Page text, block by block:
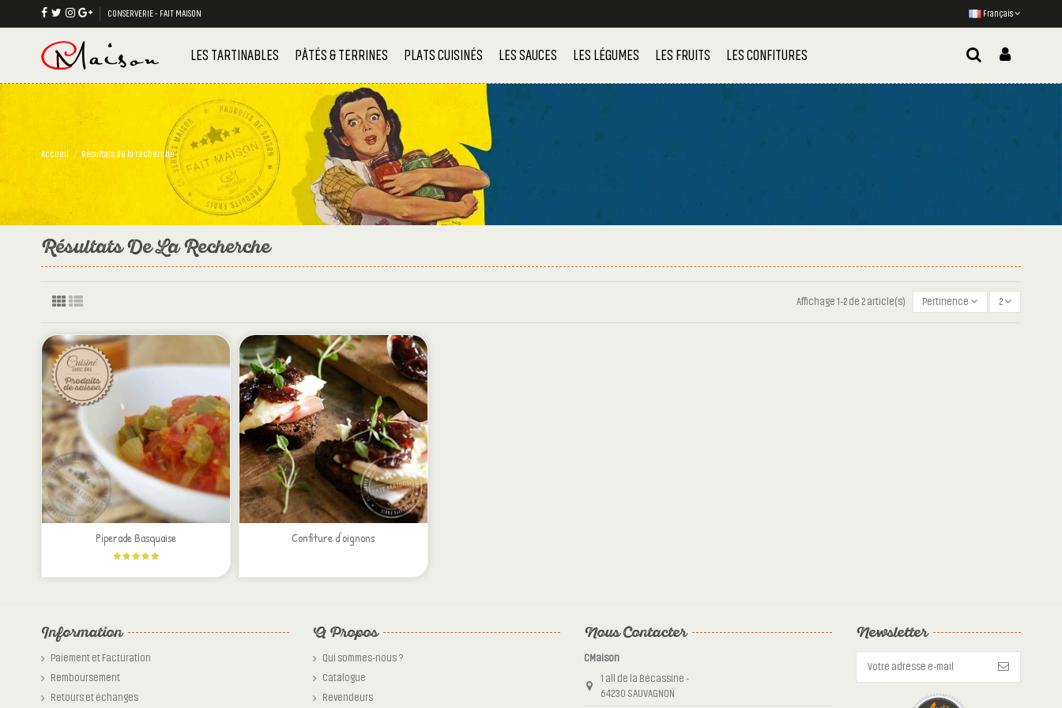
CONSERVERIE - FAIT MAISON Français
LES TARTINABLES PÂTÉS & TERRINES PLATS CUISINÉS LES SAUCES LES LÉGUMES LES FRUITS LES CONFITURES
Accueil Résultats de la recherche
Résultats De La Recherche
Affichage 1-2 de 2 article(s) Pertinence 2
Piperade Basquaise Confiture d'oignons
Information
Paiement et Facturation
Remboursement
Retours et échanges
A Propos
Qui sommes-nous ?
Catalogue
Revendeurs
Nous Contacter
CMaison
1 all de la Bécassine -
64230 SAUVAGNON
Newsletter